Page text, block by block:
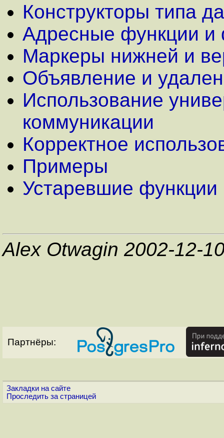
Конструкторы типа
Адресные функции и
Маркеры нижней и
Объявление и
Использование
коммуникации
Корректное
Примеры
Устаревшие функции
Alex Otwagin 2002-12-
Партнёры:
Закладки на сайте
Проследить за страницей